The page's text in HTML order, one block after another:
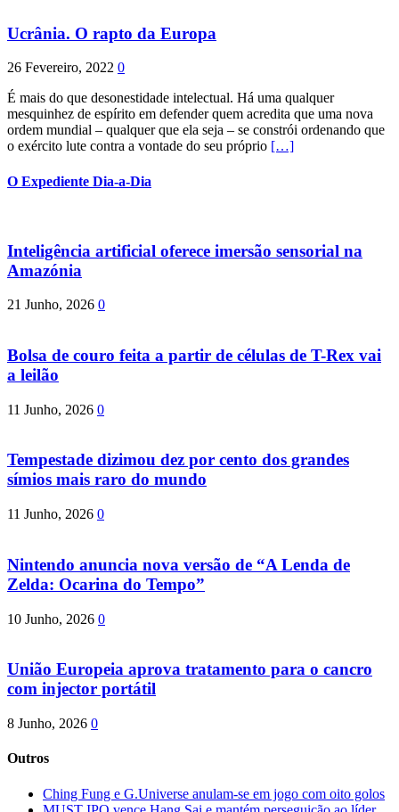
Ucrânia. O rapto da Europa
26 Fevereiro, 2022 0
É mais do que desonestidade intelectual. Há uma qualquer
mesquinhez de espírito em defender quem acredita que uma nova
ordem mundial – qualquer que ela seja – se constrói ordenando que
o exército lute contra a vontade do seu próprio […]
O Expediente Dia-a-Dia
Inteligência artificial oferece imersão sensorial na
Amazónia
21 Junho, 2026 0
Bolsa de couro feita a partir de células de T-Rex vai
a leilão
11 Junho, 2026 0
Tempestade dizimou dez por cento dos grandes
símios mais raro do mundo
11 Junho, 2026 0
Nintendo anuncia nova versão de “A Lenda de
Zelda: Ocarina do Tempo”
10 Junho, 2026 0
União Europeia aprova tratamento para o cancro
com injector portátil
8 Junho, 2026 0
Outros
Ching Fung e G.Universe anulam-se em jogo com oito golos